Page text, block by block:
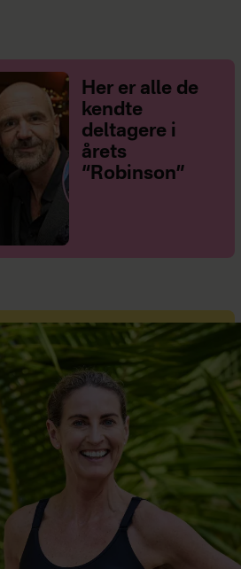
Her er alle de
kendte
deltagere i
årets
“Robinson”